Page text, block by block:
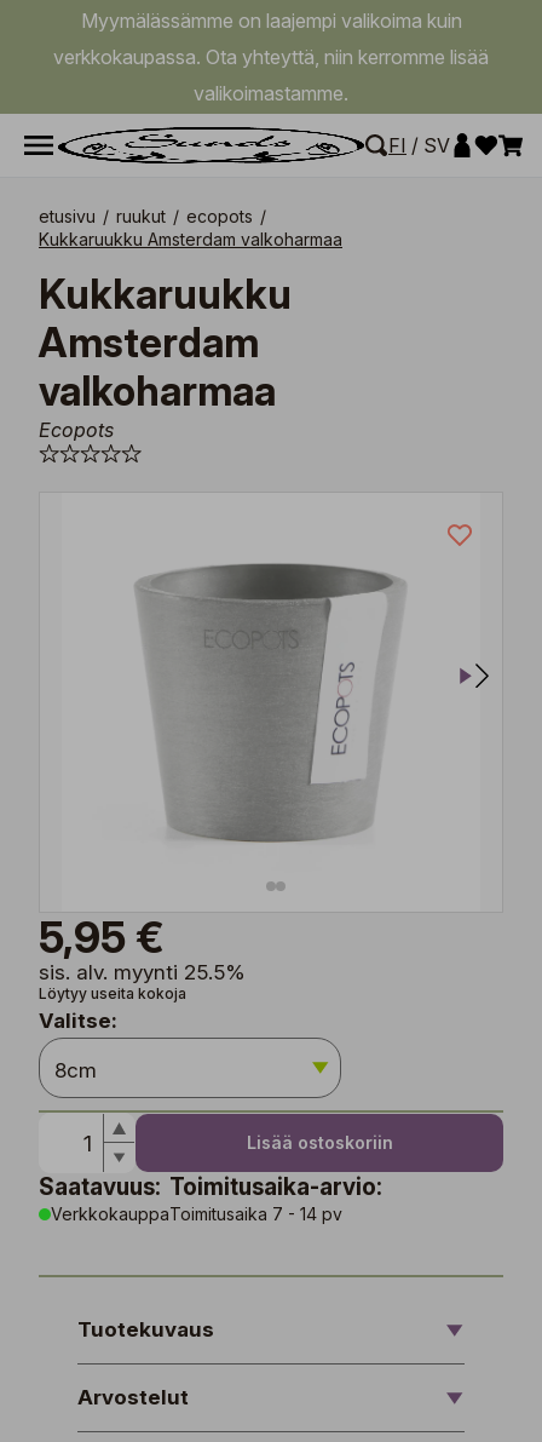
Myymälässämme on laajempi valikoima kuin
verkkokaupassa. Ota yhteyttä, niin kerromme lisää
valikoimastamme.
FI / SV
etusivu / ruukut / ecopots /
Kukkaruukku Amsterdam valkoharmaa
Kukkaruukku
Amsterdam
valkoharmaa
Ecopots
5,95 €
sis. alv. myynti 25.5%
Löytyy useita kokoja
Valitse:
Lisää ostoskoriin
Saatavuus:
Verkkokauppa
Toimitusaika-arvio:
Toimitusaika 7 - 14 pv
Tuotekuvaus
Arvostelut